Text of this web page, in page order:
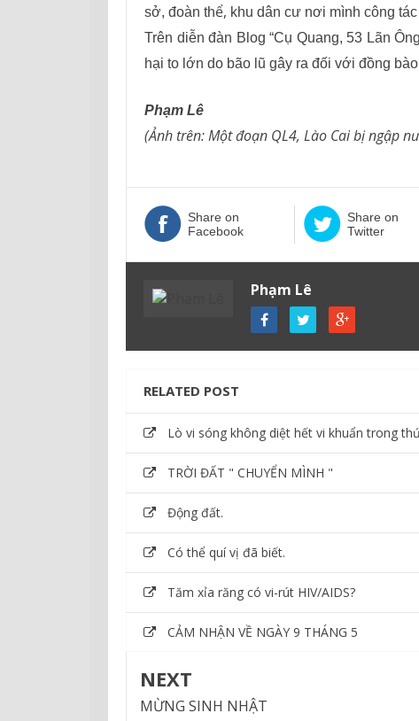
sở, đoàn thể, khu dân cư nơi mình công
Trên diễn đàn Blog “Cụ Quang, 53 Lãn
hại to lớn do bão lũ gây ra đối với đồng
Phạm Lê
(Ảnh trên: Một đoạn QL4, Lào Cai bị ngập
Share on
Facebook
Share on
Twitter
Phạm Lê
RELATED POST
Lò vi sóng không diệt hết vi khuẩn trong
TRỜI ĐẤT " CHUYỂN MÌNH "
Động đất.
Có thể quí vị đã biết.
Tăm xỉa răng có vi-rút HIV/AIDS?
CẢM NHẬN VỀ NGÀY 9 THÁNG 5
NEXT
MỪNG SINH NHẬT